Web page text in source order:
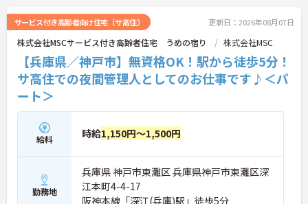
サービス付き高齢者向け住宅（サ高住） 更新日：2026年08月07日
株式会社MSCサービス付き高齢者住宅 うめの宿り 株式会社MSC
【兵庫県／神戸市】無資格OK！駅から徒歩5分！
サ高住での夜間管理人としてのお仕事です♪＜パ
ート＞
給料 時給1,150円～1,500円
勤務地
兵庫県 神戸市東灘区 兵庫県神戸市東灘区深
江本町4-4-17
阪神本線「深江(兵庫)駅」徒歩5分